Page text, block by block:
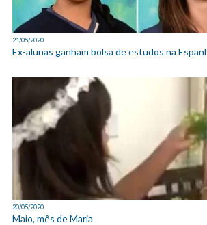
21/05/2020
Ex-alunas ganham bolsa de estudos na
20/05/2020
Maio, mês de Maria